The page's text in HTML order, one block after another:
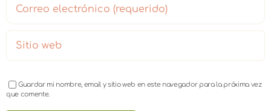
Guardar mi nombre, email y sitio web en este navegador para la próxima vez
que comente.